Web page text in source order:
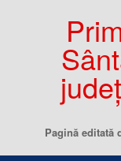
Pagină editată